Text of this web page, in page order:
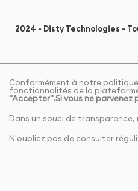
2024 - Disty Technologies -
Conformément à notre
fonctionnalités de la
"Accepter".Si vous ne
Dans un souci de
N'oubliez pas de consulter